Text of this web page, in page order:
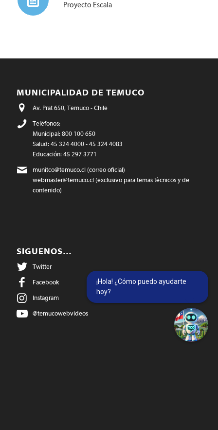
Proyecto Escala
MUNICIPALIDAD DE TEMUCO
Av. Prat 650, Temuco - Chile
Teléfonos:
Municipal: 800 100 650
Salud: 45 324 4000 - 45 324 4083
Educación: 45 297 3771
munitco@temuco.cl(correo oficial)
webmaster@temuco.cl(exclusivo para temas técnicos y de
contenido)
SIGUENOS…
Twitter
Facebook
Instagram
@temucowebvideos
¡Hola! ¿Cómo puedo ayudarte
hoy?